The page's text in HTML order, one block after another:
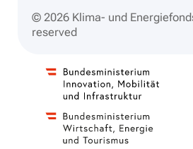
© 2026 Klima- und
reserved